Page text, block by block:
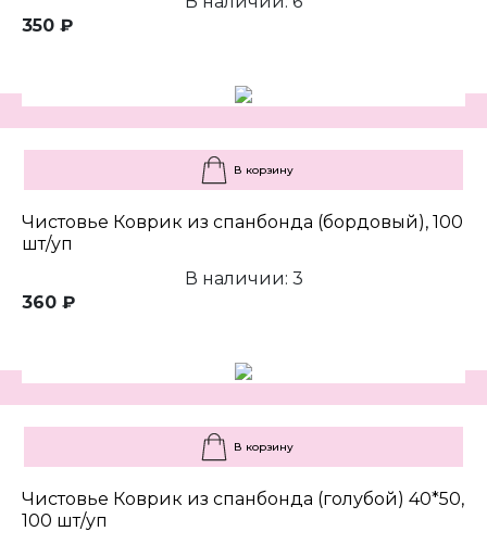
350 ₽
В корзину
Чистовье Коврик из спанбонда (бордовый), 100
шт/уп
В наличии: 3
360 ₽
В корзину
Чистовье Коврик из спанбонда (голубой) 40*50,
100 шт/уп